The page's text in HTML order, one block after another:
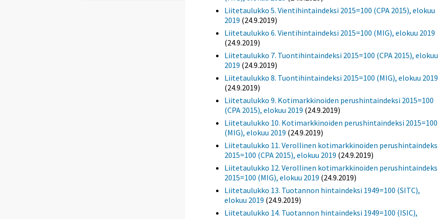
Liitetaulukko 5. Vientihintaindeksi 2015=100 (CPA 2015), elokuu
2019 (24.9.2019)
Liitetaulukko 6. Vientihintaindeksi 2015=100 (MIG), elokuu 2019
(24.9.2019)
Liitetaulukko 7. Tuontihintaindeksi 2015=100 (CPA 2015), elokuu
2019 (24.9.2019)
Liitetaulukko 8. Tuontihintaindeksi 2015=100 (MIG), elokuu 2019
(24.9.2019)
Liitetaulukko 9. Kotimarkkinoiden perushintaindeksi 2015=100
(CPA 2015), elokuu 2019 (24.9.2019)
Liitetaulukko 10. Kotimarkkinoiden perushintaindeksi 2015=100
(MIG), elokuu 2019 (24.9.2019)
Liitetaulukko 11. Verollinen kotimarkkinoiden
2015=100 (CPA 2015), elokuu 2019 (24.9.2019)
Liitetaulukko 12. Verollinen kotimarkkinoiden
2015=100 (MIG), elokuu 2019 (24.9.2019)
Liitetaulukko 13. Tuotannon hintaindeksi 1949=100 (SITC),
elokuu 2019 (24.9.2019)
Liitetaulukko 14. Tuotannon hintaindeksi 1949=100 (ISIC),